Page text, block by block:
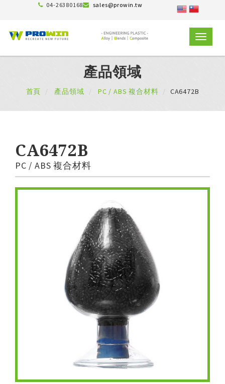
sales@prowin.tw
04-26380168
TOGGLE
產品領域
首頁 產品領域 PC / ABS 複合材料 CA6472B
CA6472B
PC / ABS 複合材料